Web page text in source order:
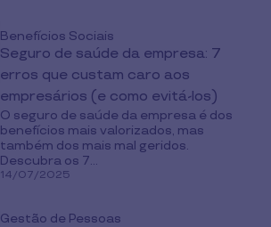
Benefícios Sociais
Seguro de saúde da empresa: 7
erros que custam caro aos
empresários (e como evitá-los)
O seguro de saúde da empresa é dos
benefícios mais valorizados, mas
também dos mais mal geridos.
Descubra os 7...
14/07/2025
Gestão de Pessoas